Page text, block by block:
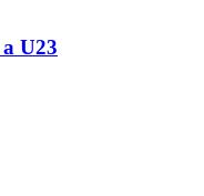
U23